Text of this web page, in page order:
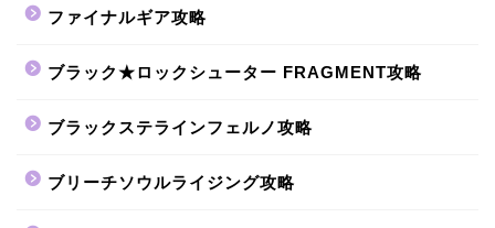
ファイナルギア攻略
ブラック★ロックシューター FRAGMENT攻略
ブラックステラインフェルノ攻略
ブリーチソウルライジング攻略